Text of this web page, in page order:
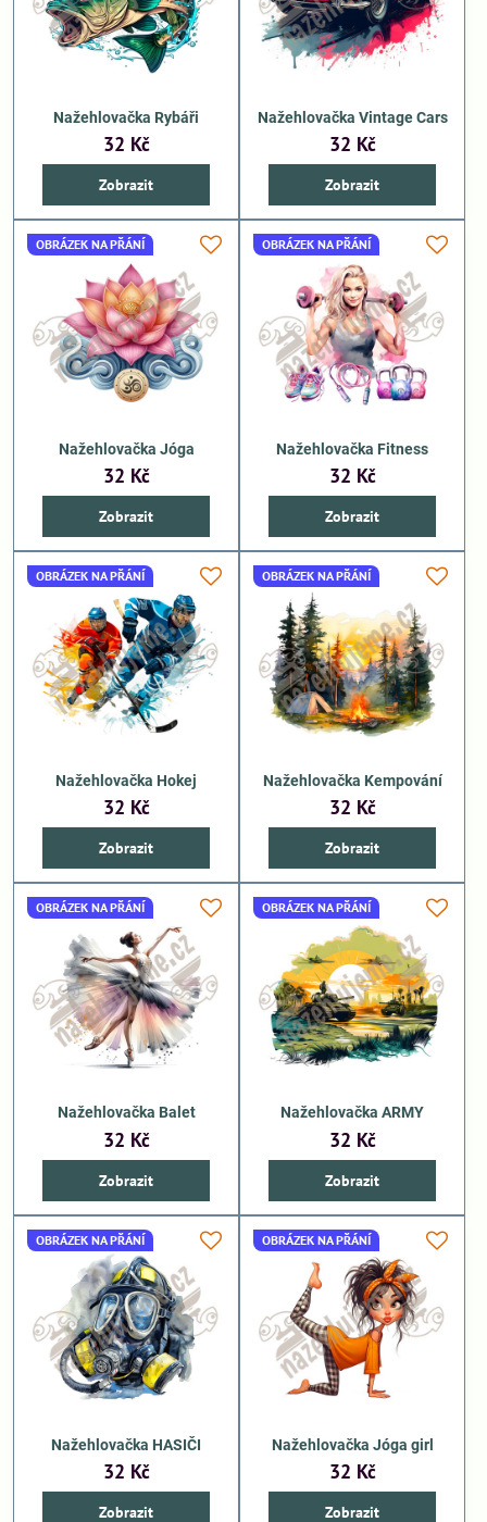
Nažehlovačka Rybáři
32 Kč
Zobrazit
Nažehlovačka Vintage Cars
32 Kč
Zobrazit
OBRÁZEK NA PŘÁNÍ
Nažehlovačka Jóga
32 Kč
Zobrazit
OBRÁZEK NA PŘÁNÍ
Nažehlovačka Fitness
32 Kč
Zobrazit
OBRÁZEK NA PŘÁNÍ
Nažehlovačka Hokej
32 Kč
Zobrazit
OBRÁZEK NA PŘÁNÍ
Nažehlovačka Kempování
32 Kč
Zobrazit
OBRÁZEK NA PŘÁNÍ
Nažehlovačka Balet
32 Kč
Zobrazit
OBRÁZEK NA PŘÁNÍ
Nažehlovačka ARMY
32 Kč
Zobrazit
OBRÁZEK NA PŘÁNÍ
Nažehlovačka HASIČI
32 Kč
Zobrazit
OBRÁZEK NA PŘÁNÍ
Nažehlovačka Jóga girl
32 Kč
Zobrazit